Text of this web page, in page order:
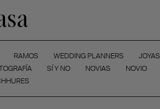
RAMOS WEDDING PLANNERS JOYAS
SÍ Y NO NOVIAS NOVIO